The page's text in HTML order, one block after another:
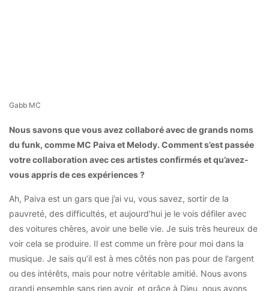
Gabb MC
Nous savons que vous avez collaboré avec de grands noms
du funk, comme MC Paiva et Melody. Comment s’est passée
votre collaboration avec ces artistes confirmés et qu’avez-
vous appris de ces expériences ?
Ah, Paiva est un gars que j’ai vu, vous savez, sortir de la
pauvreté, des difficultés, et aujourd’hui je le vois défiler avec
des voitures chères, avoir une belle vie. Je suis très heureux de
voir cela se produire. Il est comme un frère pour moi dans la
musique. Je sais qu’il est à mes côtés non pas pour de l’argent
ou des intérêts, mais pour notre véritable amitié. Nous avons
grandi ensemble sans rien avoir, et grâce à Dieu, nous avons